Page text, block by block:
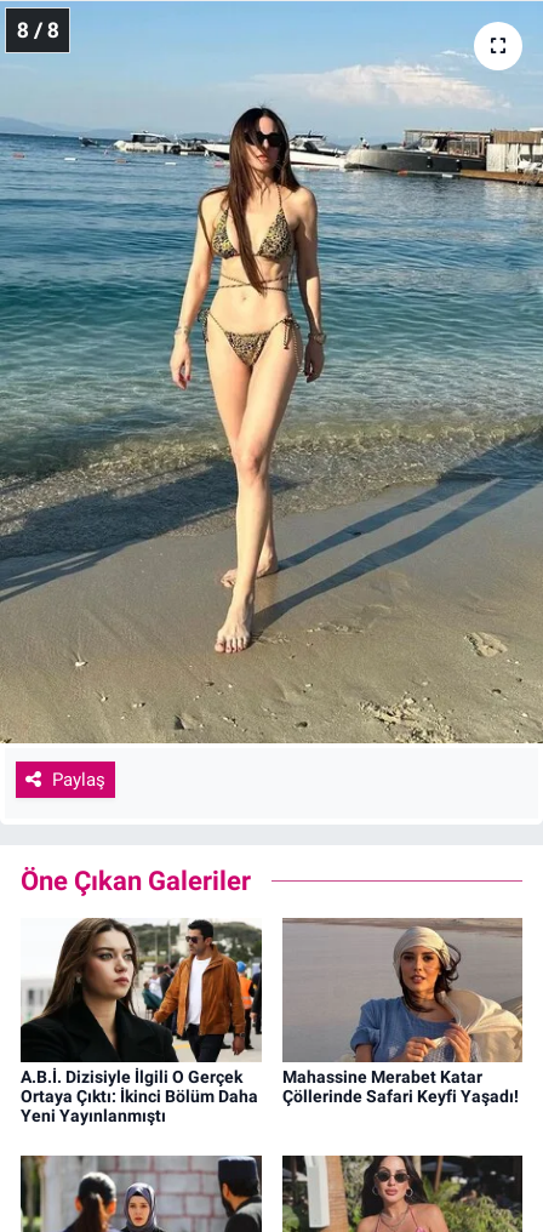
8 / 8
Paylaş
Öne Çıkan Galeriler
A.B.İ. Dizisiyle İlgili O Gerçek
Ortaya Çıktı: İkinci Bölüm Daha
Yeni Yayınlanmıştı
Mahassine Merabet Katar
Çöllerinde Safari Keyfi Yaşadı!